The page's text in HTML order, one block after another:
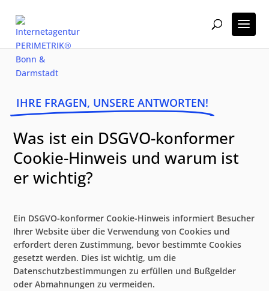
IHRE FRAGEN, UNSERE ANTWORTEN!
Was ist ein DSGVO-konformer
Cookie-Hinweis und warum ist
er wichtig?
Ein DSGVO-konformer Cookie-Hinweis informiert Besucher
Ihrer Website über die Verwendung von Cookies und
erfordert deren Zustimmung, bevor bestimmte Cookies
gesetzt werden. Dies ist wichtig, um die
Datenschutzbestimmungen zu erfüllen und Bußgelder
oder Abmahnungen zu vermeiden.